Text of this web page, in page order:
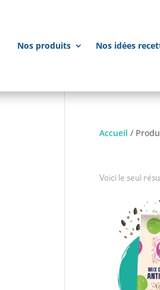
Nos produits Nos idées
Accueil /
Voici le seul